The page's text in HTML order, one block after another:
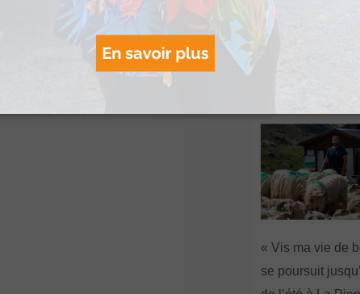
Image Montagne
« Vis ma vie de
se poursuit